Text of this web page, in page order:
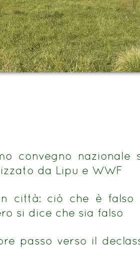
convegno nazionale
da Lipu e WWF
città: ciò che è falso
si dice che sia falso
passo verso il